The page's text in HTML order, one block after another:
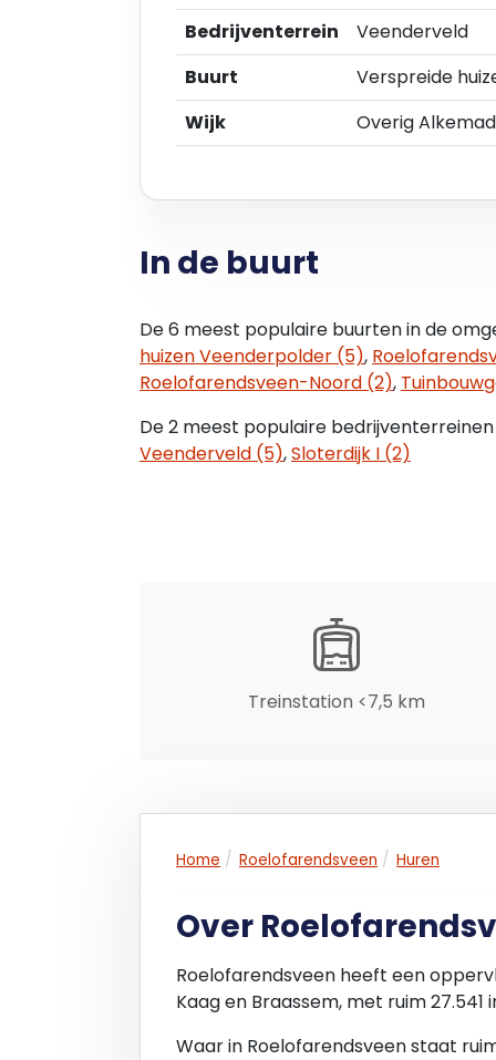
Jaarlijks, voor het eerst één jaar na
prijsindexcijfer Alle Huishoudens
de Statistiek te Voorburg/Heerlen.
Zekerheidstelling
Bij ondertekening van de
huur.
Huurcontract
BTW
Verhuurder wenst te opteren voor BTW-
niet kan verrekenen zal de huurprijs in
compensatie van de gevolgen van het
BTW-belaste verhuur.
Parkeervoorzieningen
Bedrijventerrein
Veenderveld
Buurt
Verspreide
Wijk
Overig
In de buurt
De 6 meest populaire buurten in de
huizen Veenderpolder (5),
Roelofarendsveen-Noord (2),
De 2 meest populaire
Veenderveld (5),Sloterdijk I (2)
Treinstation <7,5 km
Home Roelofarendsveen Huren
Over
Roelofarendsveen heeft een
Kaag en Braassem, met ruim 27.541
Waar in Roelofarendsveen staat